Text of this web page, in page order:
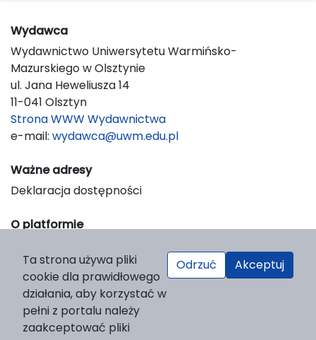
Wydawca
Wydawnictwo Uniwersytetu Warmińsko-
Mazurskiego w Olsztynie
ul. Jana Heweliusza 14
11-041 Olsztyn
Strona WWW Wydawnictwa
e-mail: wydawca@uwm.edu.pl
Ważne adresy
Deklaracja dostępności
O platformie
Support & Customization by LIBCOM
Platform & Workflow by OJS/PKP
Ta strona używa pliki
cookie dla prawidłowego
działania, aby korzystać w
pełni z portalu należy
zaakceptować pliki
Odrzuć Akceptuj